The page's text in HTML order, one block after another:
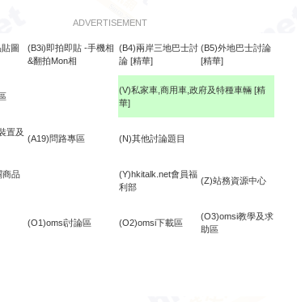
ADVERTISEMENT
圖
(B3i)即拍即貼 -手機相
&翻拍Mon相
(B4)兩岸三地巴士討
論 [精華]
(B5)外地巴士討論
[精華]
(V)私家車,商用車,政府及特種車輛 [精
華]
置及
(A19)問路專區 (N)其他討論題目
商品
(Y)hkitalk.net會員福
利部
(Z)站務資源中心
(O1)omsi討論區 (O2)omsi下載區
(O3)omsi教學及求
助區